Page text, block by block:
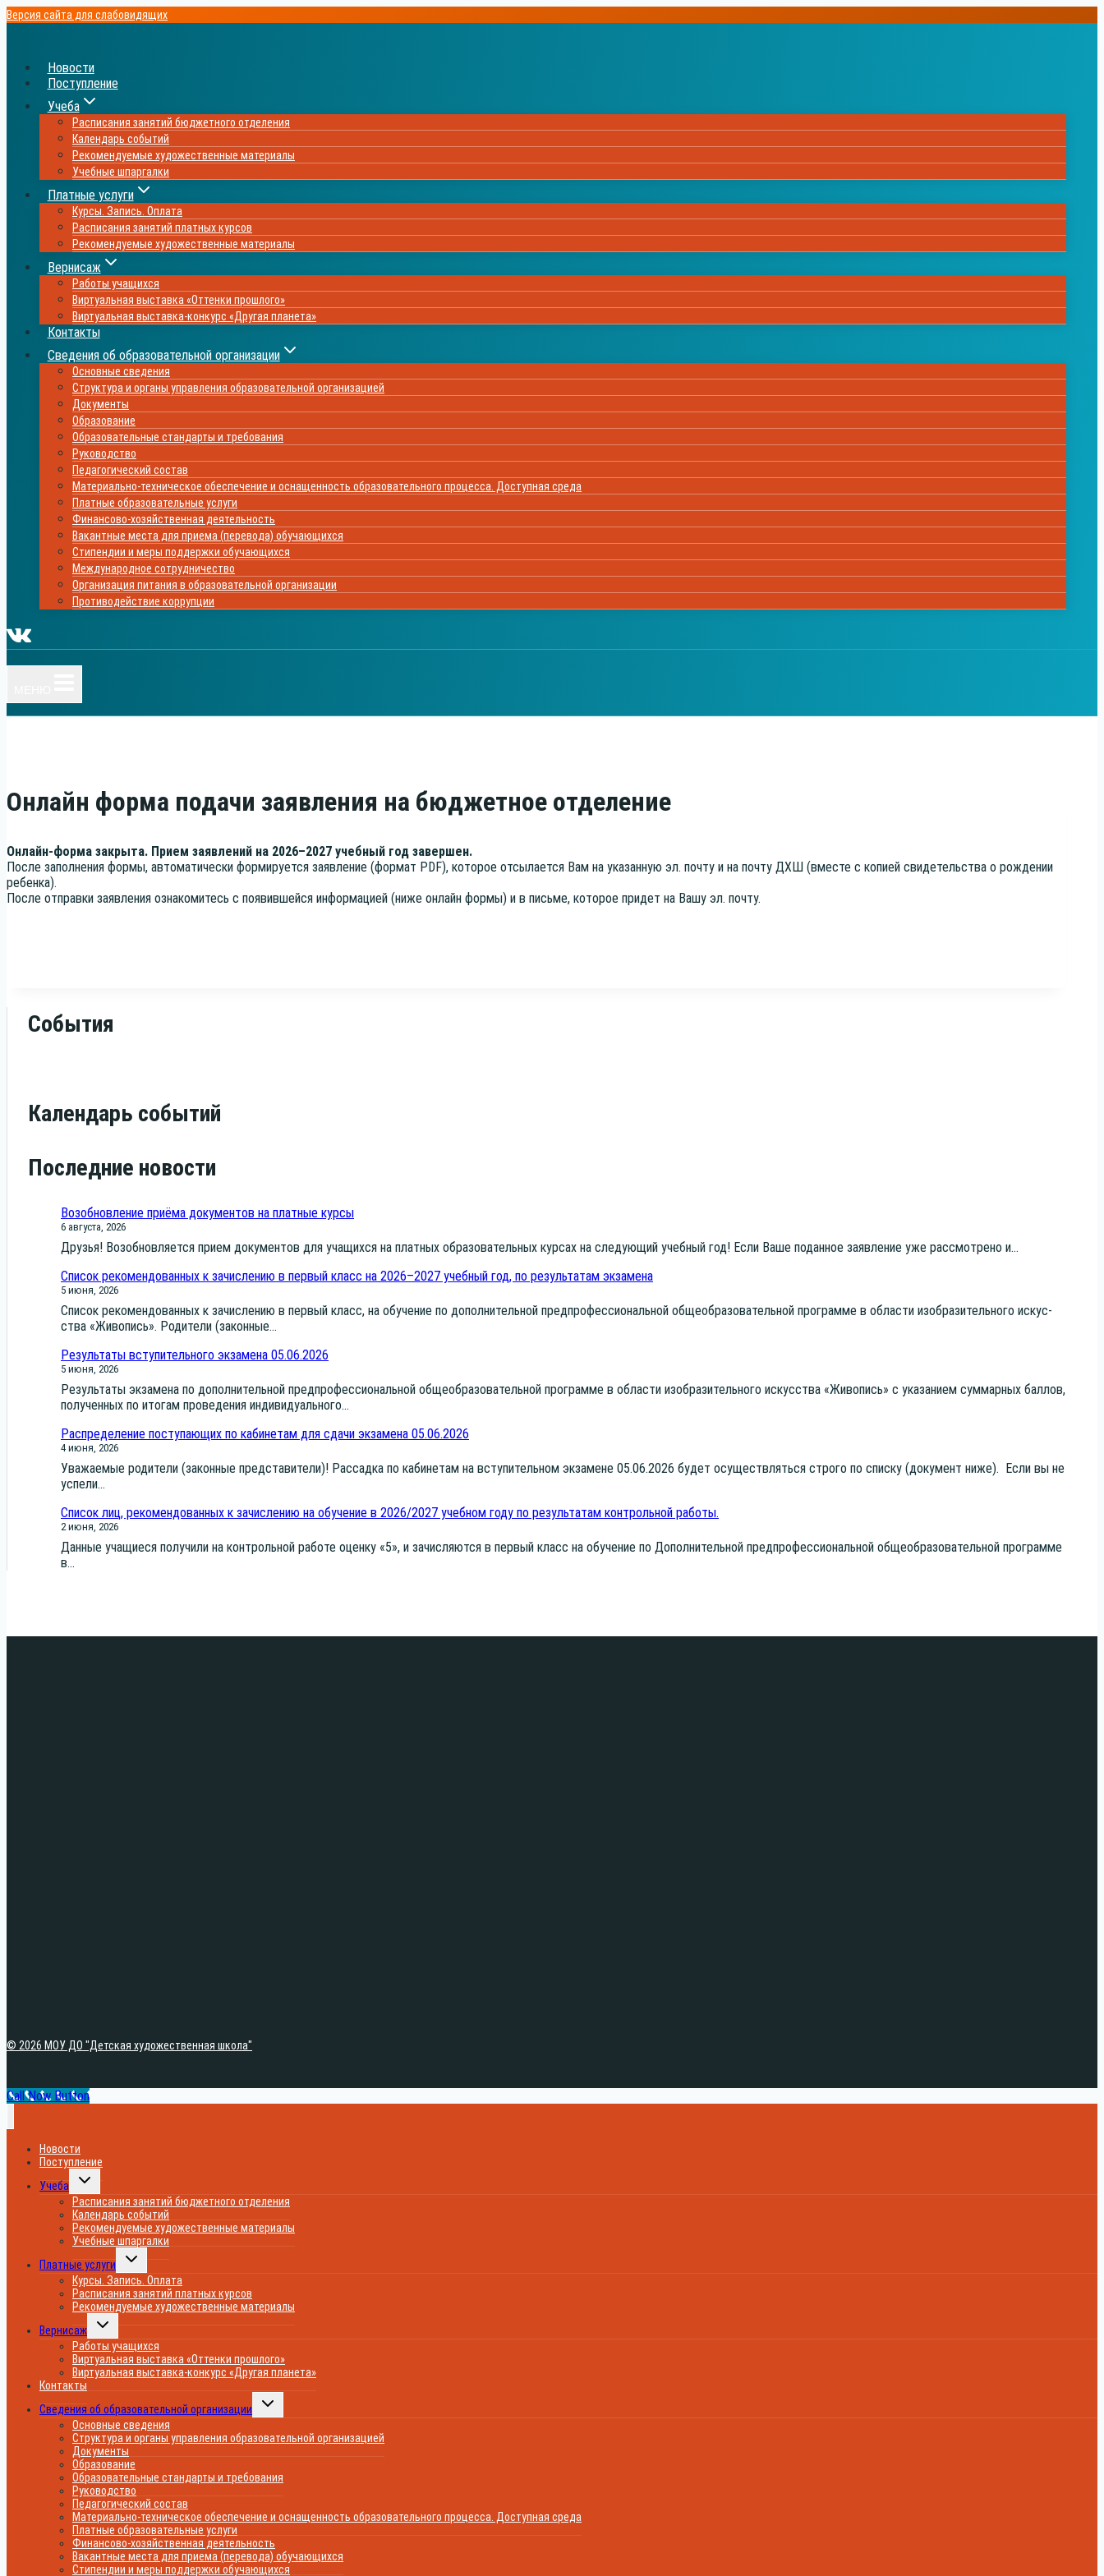
Перейти
Версия сайта для слабовидящих
Новости
Поступление
Учеба
Расписания занятий бюджетного отделения
Календарь событий
Рекомендуемые художественные материалы
Учебные шпаргалки
Платные услуги
Курсы. Запись. Оплата
Расписания занятий платных курсов
Рекомендуемые художественные материалы
Вернисаж
Работы учащихся
Виртуальная выставка «Оттенки прошлого»
Виртуальная выставка-конкурс «Другая планета»
Контакты
Сведения об образовательной организации
Основные сведения
Структура и органы управления образовательной организацией
Документы
Образование
Образовательные стандарты и требования
Руководство
Педагогический состав
Материально-техническое обеспечение и оснащенность образовательного процесса. Доступная среда
Платные образовательные услуги
Финансово-хозяйственная деятельность
Вакантные места для приема (перевода) обучающихся
Стипендии и меры поддержки обучающихся
Международное сотрудничество
Организация питания в образовательной организации
Противодействие коррупции
Онлайн форма подачи заявления на бюджетное отделение
Онлайн-фор­ма закры­та. При­ем заяв­ле­ний на 2026–2027 учеб­ный год завершен.
После запол­не­ния фор­мы, авто­ма­ти­че­ски фор­ми­ру­ет­ся заяв­ле­ние (фор­мат PDF), кото­рое отсы­ла­ет­ся Вам на ука­зан­ную эл. почту и на почту ДХШ (вме­сте с копи­ей сви­де­тель­ства о рож­де­нии
ребенка).
После отправ­ки заяв­ле­ния озна­ко­ми­тесь с появив­шей­ся инфор­ма­ци­ей (ниже онлайн фор­мы) и в пись­ме, кото­рое при­дет на Вашу эл. почту.
События
Календарь событий
Последние новости
Возобновление приёма документов на платные курсы
6 августа, 2026
Дру­зья! Воз­об­нов­ля­ет­ся при­ем доку­мен­тов для уча­щих­ся на плат­ных обра­зо­ва­тель­ных кур­сах на сле­ду­ю­щий учеб­ный год! Если Ваше подан­ное заяв­ле­ние уже рас­смот­ре­но и...
Список рекомендованных к зачислению в первый класс на 2026–2027 учебный год, по результатам экзамена
5 июня, 2026
Спи­сок реко­мен­до­ван­ных к зачис­ле­нию в пер­вый класс, на обу­че­ние по допол­ни­тель­ной пред­про­фес­си­о­наль­ной обще­об­ра­зо­ва­тель­ной про­грам­ме в обла­сти изоб­ра­зи­тель­но­го искус­
ства «Живо­пись». Роди­те­ли (закон­ные...
Результаты вступительного экзамена 05.06.2026
5 июня, 2026
Резуль­та­ты экза­ме­на по допол­ни­тель­ной пред­про­фес­си­о­наль­ной обще­об­ра­зо­ва­тель­ной про­грам­ме в обла­сти изоб­ра­зи­тель­но­го искус­ства «Живо­пись» с ука­за­ни­ем сум­мар­ных бал­лов,
полу­чен­ных по ито­гам про­ве­де­ния инди­ви­ду­аль­но­го...
Распределение поступающих по кабинетам для сдачи экзамена 05.06.2026
4 июня, 2026
Ува­жа­е­мые роди­те­ли (закон­ные пред­ста­ви­те­ли)! Рас­сад­ка по каби­не­там на всту­пи­тель­ном экза­мене 05.06.2026 будет осу­ществ­лять­ся стро­го по спис­ку (доку­мент ниже). Если вы не
успе­ли...
Список лиц, рекомендованных к зачислению на обучение в 2026/2027 учебном году по результатам контрольной работы.
2 июня, 2026
Дан­ные уча­щи­е­ся полу­чи­ли на кон­троль­ной рабо­те оцен­ку «5», и зачис­ля­ют­ся в пер­вый класс на обу­че­ние по Допол­ни­тель­ной пред­про­фес­си­о­наль­ной обще­об­ра­зо­ва­тель­ной про­грам­ме
в...
© 2026 МОУ ДО "Детская художественная школа"
Call Now Button
Новости
Поступление
Учеба
Переключить
дочернее
меню
Расписания занятий бюджетного отделения
Календарь событий
Рекомендуемые художественные материалы
Учебные шпаргалки
Платные услуги
Переключить
дочернее
меню
Курсы. Запись. Оплата
Расписания занятий платных курсов
Рекомендуемые художественные материалы
Вернисаж
Переключить
дочернее
меню
Работы учащихся
Виртуальная выставка «Оттенки прошлого»
Виртуальная выставка-конкурс «Другая планета»
Контакты
Сведения об образовательной организации
Переключить
дочернее
Основные сведения
Структура и органы управления образовательной организацией
Документы
Образование
Образовательные стандарты и требования
Руководство
Педагогический состав
Материально-техническое обеспечение и оснащенность образовательного процесса. Доступная среда
Платные образовательные услуги
Финансово-хозяйственная деятельность
Вакантные места для приема (перевода) обучающихся
Стипендии и меры поддержки обучающихся